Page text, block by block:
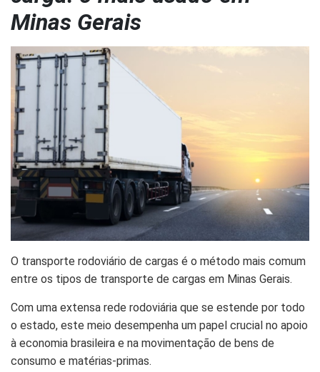
Minas Gerais
O transporte rodoviário de cargas é o método mais comum
entre os tipos de transporte de cargas em Minas Gerais.
Com uma extensa rede rodoviária que se estende por todo
o estado, este meio desempenha um papel crucial no apoio
à economia brasileira e na movimentação de bens de
consumo e matérias-primas.